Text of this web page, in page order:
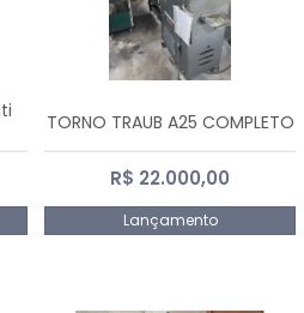
TORNO TRAUB A25 COMPLETO
R$ 22.000,00
Lançamento